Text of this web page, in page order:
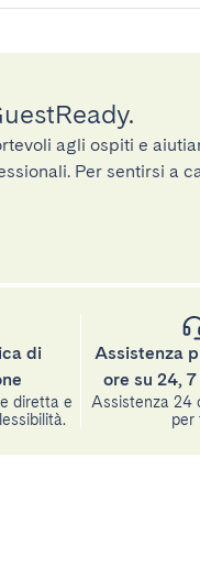
agli ospiti e
Per sentirsi a
di
diretta e
Assistenza
ore su 24,
Assistenza 24
per